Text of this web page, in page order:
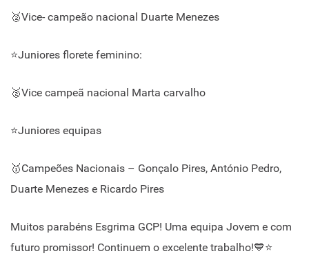
🥈Vice- campeão nacional Duarte Menezes
⭐Juniores florete feminino:
🥈Vice campeã nacional Marta carvalho
⭐Juniores equipas
🥇Campeões Nacionais – Gonçalo Pires, António Pedro,
Duarte Menezes e Ricardo Pires
Muitos parabéns Esgrima GCP! Uma equipa Jovem e com
futuro promissor! Continuem o excelente trabalho!💙⭐